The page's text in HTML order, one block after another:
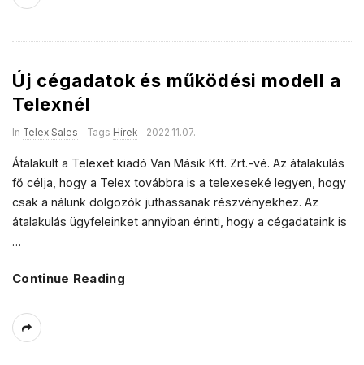
Új cégadatok és működési modell a
Telexnél
In Telex Sales Tags Hírek 2022.11.07.
Átalakult a Telexet kiadó Van Másik Kft. Zrt.-vé. Az átalakulás
fő célja, hogy a Telex továbbra is a telexeseké legyen, hogy
csak a nálunk dolgozók juthassanak részvényekhez. Az
átalakulás ügyfeleinket annyiban érinti, hogy a cégadataink is
…
Continue Reading